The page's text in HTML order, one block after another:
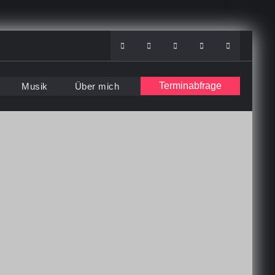
InstagramFacebookYoutubeSoundcloud
Musik Über mich Terminabfrage